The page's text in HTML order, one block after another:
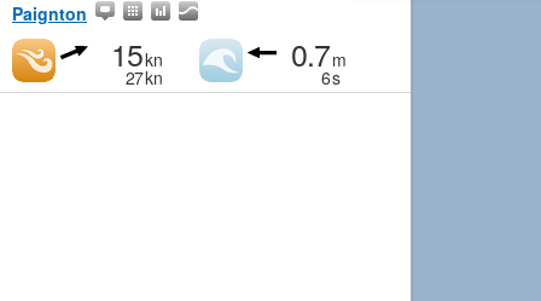
Paignton
15kn
27kn
0.7m
6s